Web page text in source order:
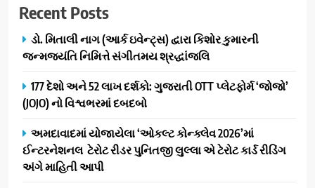
Recent Posts
ડો. મિતાલી નાગ (આર્ક ઇવેન્ટ્સ) દ્વારા કિશોર કુમારની
જન્મજયંતિ નિમિત્તે સંગીતમય શ્રદ્ધાંજલિ
177 દેશો અને 52 લાખ દર્શકો: ગુજરાતી OTT પ્લેટફોર્મ ‘જોજો’
(JOJO) નો વિશ્વભરમાં દબદબો
અમદાવાદમાં યોજાયેલા ‘ઓકલ્ટ કોન્ક્લેવ 2026’માં
ઈન્ટરનેશનલ ટેરોટ રીડર પુનિતજી લુલ્લા એ ટેરોટ કાર્ડ રીડિંગ
અંગે માહિતી આપી